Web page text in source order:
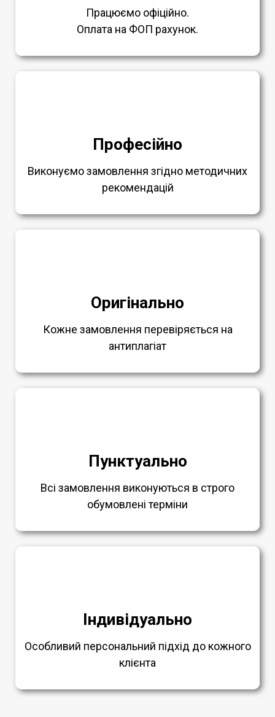
Працюємо офіційно.
Оплата на ФОП рахунок.
Професійно
Виконуємо замовлення згідно методичних
рекомендацій
Оригінально
Кожне замовлення перевіряється на
антиплагіат
Пунктуально
Всі замовлення виконуються в строго
обумовлені терміни
Індивідуально
Особливий персональний підхід до кожного
клієнта